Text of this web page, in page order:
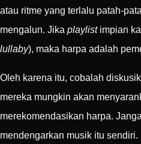
atau ritme yang terlalu patah-
mengalun. Jika playlistimpian
lullaby), maka harpa adalah
Oleh karena itu, cobalah
mereka mungkin akan
merekomendasikan harpa.
mendengarkan musik itu